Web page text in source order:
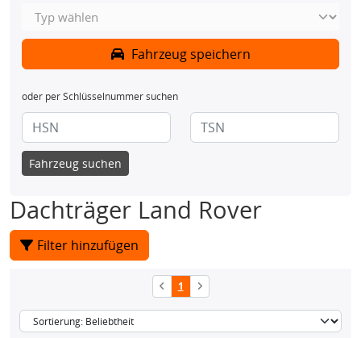
Fahrzeug speichern
oder per Schlüsselnummer suchen
Fahrzeug suchen
Dachträger Land Rover
Filter hinzufügen
1